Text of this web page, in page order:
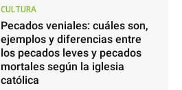
CULTURA
Pecados veniales: cuáles son,
ejemplos y diferencias entre
los pecados leves y pecados
mortales según la iglesia
católica